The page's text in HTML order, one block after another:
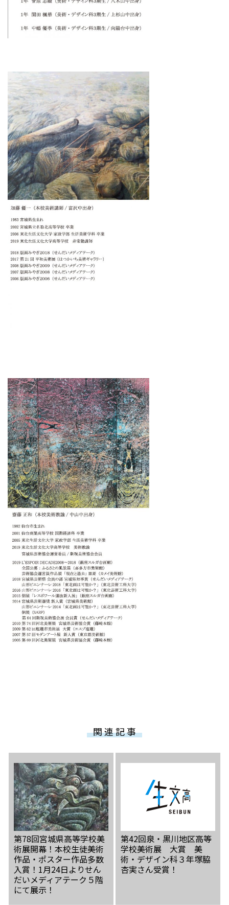
関 連 記 事
第78回宮城県高等学校美
術展開幕！本校生徒美術
作品・ポスター作品多数
入賞！1月24日よりせん
だいメディアテーク５階
にて展示！
第42回泉・黒川地区高等
学校美術展 大賞 美
術・デザイン科３年塚脇
杏実さん受賞！